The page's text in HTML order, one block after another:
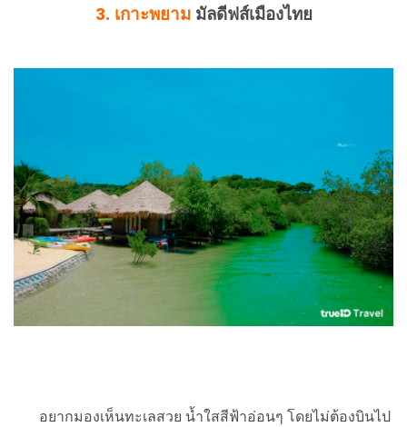
3. เกาะพยาม มัลดีฟส์เมืองไทย
อยากมองเห็นทะเลสวย น้ำใสสีฟ้าอ่อนๆ โดยไม่ต้องบินไป